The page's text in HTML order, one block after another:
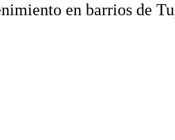
en barrios de